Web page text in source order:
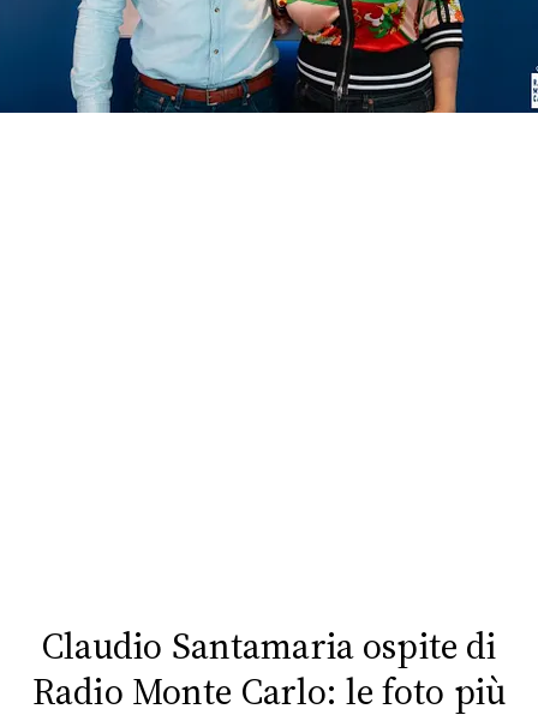
FOTO
CONCORSI
Claudio Santamaria ospite di
Radio Monte Carlo: le foto più